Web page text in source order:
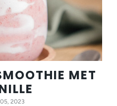
MET
2023